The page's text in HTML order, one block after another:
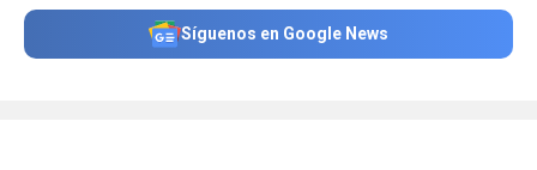
Síguenos en Google News